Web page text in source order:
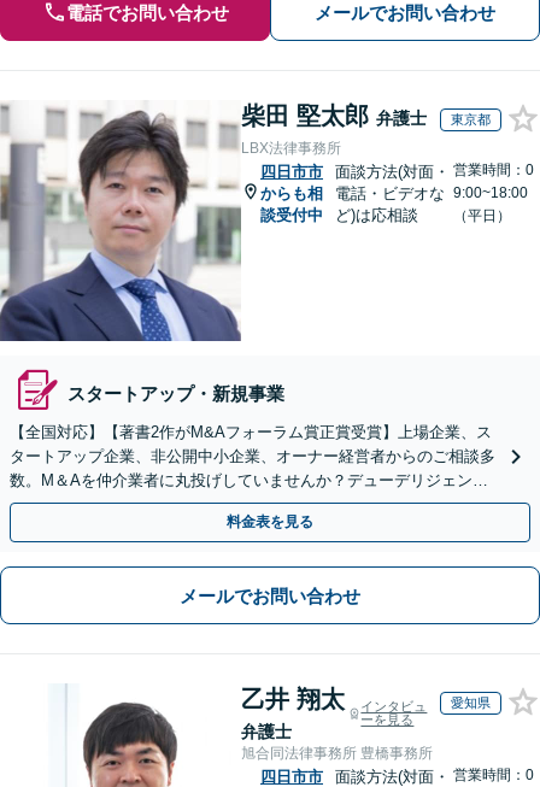
電話でお問い合わせ メールでお問い合わせ
柴田 堅太郎 弁護士 東京都
LBX法律事務所
四日市市
からも相
談受付中
面談方法(対面・
電話・ビデオな
ど)は応相談
営業時間：0
9:00~18:00
（平日）
スタートアップ・新規事業
【全国対応】【著書2作がM&Aフォーラム賞正賞受賞】上場企業、ス
タートアップ企業、非公開中小企業、オーナー経営者からのご相談多
数。M＆Aを仲介業者に丸投げしていませんか？デューデリジェンス
や契約書作成・交渉はお任せください【初回無料】
料金表を見る
メールでお問い合わせ
乙井 翔太
弁護士
インタビュ
ーを見る
愛知県
旭合同法律事務所 豊橋事務所
四日市市
面談方法(対面・ 営業時間：0